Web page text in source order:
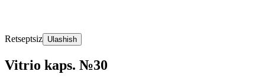
Retseptsiz Ulashish
Vitrio kaps. №30